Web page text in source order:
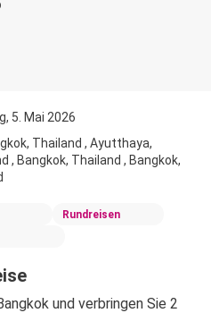
5. Mai 2026
Thailand , Ayutthaya,
, Bangkok, Thailand , Bangkok,
Rundreisen
und verbringen Sie 2